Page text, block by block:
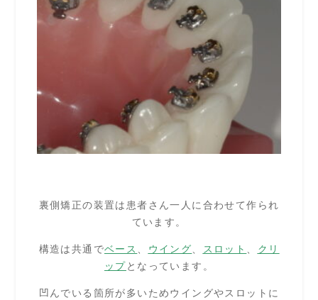
裏側矯正の装置は患者さん一人に合わせて作られ
ています。
構造は共通でベース ウイング スロット
クリ
ップとなっています。
凹んでいる箇所が多いためウイングやスロットに